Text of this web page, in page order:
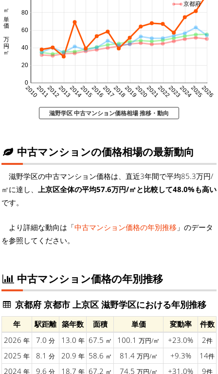
20102011201220132014201520162017201820192020202120222023202420252026
0
20
40
60
80
㎡単価 万円/㎡
京都府
滋野学区 中古マンション価格相場 推移・動向
中古マンションの価格相場の最新動向
滋野学区の中古マンション価格は、直近3年間で平均85.3万円/
㎡に達し、
上京区全体の平均57.6万円/㎡と比較して48.0%も高い
です。
より詳細な動向は「中古マンション価格の年別推移 」のデータ
を参照してください。
中古マンション価格の年別推移
京都府 京都市 上京区 滋野学区における年別推移
年 駅距離 築年数 面積 単価 変動率
件数
2026 年 7.0 分 13.0 年 67.5 ㎡ 100.1 万円/㎡ +23.0% 2件
2025 年 8.1 分 20.9 年 58.6 ㎡ 81.4 万円/㎡ +9.3% 14件
2024 年 9.6 分 18.7 年 67.2 ㎡ 74.5 万円/㎡ +31.0% 9件